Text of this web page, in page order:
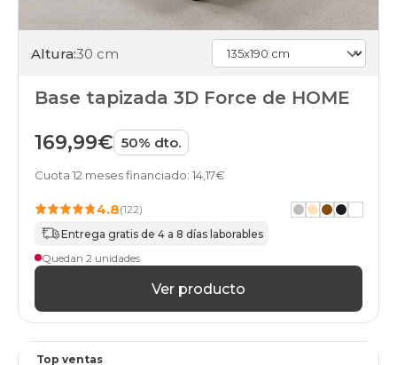
Altura:30 cm
Base tapizada 3D Force de HOME
169,99€ 50% dto.
Cuota 12 meses financiado: 14,17€
4.8(122)
Entrega gratis de 4 a 8 días laborables
Quedan 2 unidades
Ver producto
Top ventas